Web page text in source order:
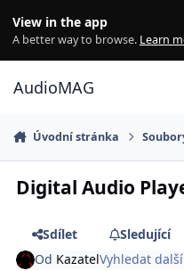
View in the app
A better way to browse. Learn
AudioMAG
Úvodní stránka
Digital Audio
Sdílet
Sledující
Od KazatelVyhledat